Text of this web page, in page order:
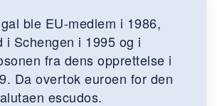
ble EU-medlem i 1986,
i Schengen i 1995 og i
fra dens opprettelse i
Da overtok euroen for den
escudos.